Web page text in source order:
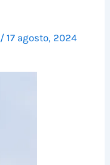
/17 agosto, 2024